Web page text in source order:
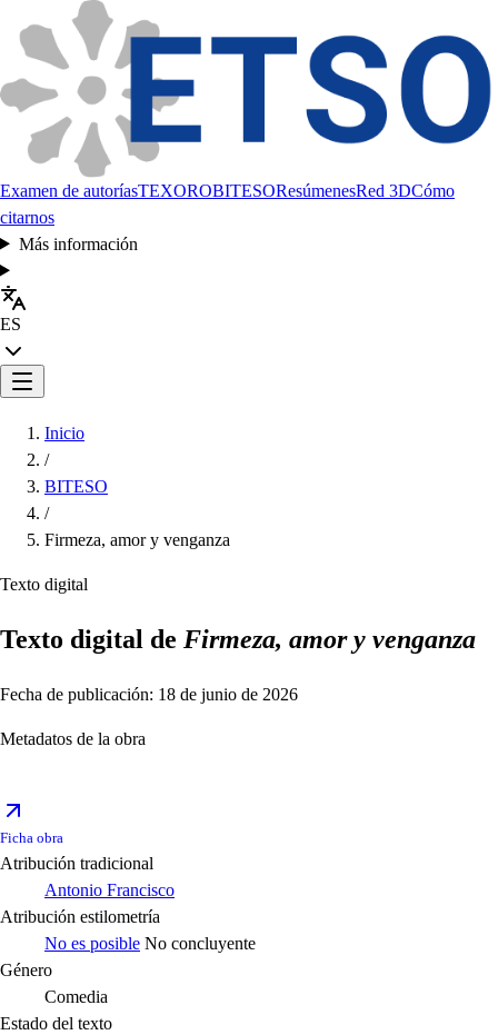
Examen de autoríasTEXOROBITESOResúmenesRed 3DCómo
citarnos
Más información
ES
Inicio
/
BITESO
/
Firmeza, amor y venganza
Texto digital
Texto digital de Firmeza, amor y venganza
Fecha de publicación: 18 de junio de 2026
Metadatos de la obra
Ficha obra
Atribución tradicional
Antonio Francisco
Atribución estilometría
No es posible No concluyente
Género
Comedia
Estado del texto